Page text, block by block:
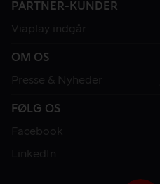
PARTNER-KUNDER
Viaplay indgår
OM OS
Presse & Nyheder
FØLG OS
Facebook
LinkedIn